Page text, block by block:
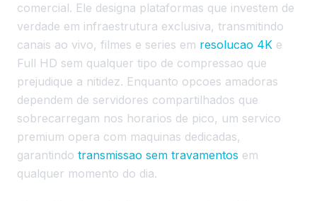
comercial. Ele designa plataformas que investem de
verdade em infraestrutura exclusiva, transmitindo
canais ao vivo, filmes e series em resolucao 4K e
Full HD sem qualquer tipo de compressao que
prejudique a nitidez. Enquanto opcoes amadoras
dependem de servidores compartilhados que
sobrecarregam nos horarios de pico, um servico
premium opera com maquinas dedicadas,
garantindo transmissao sem travamentos em
qualquer momento do dia.